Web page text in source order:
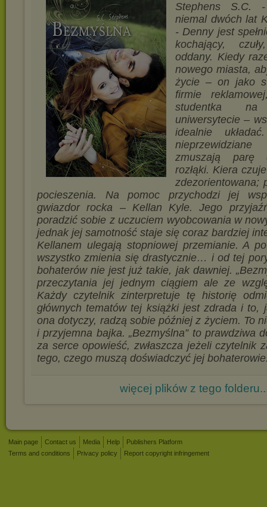
Stephens S.C.
niemal dwóch lat
- Denny jest
kochający,
oddany. Kiedy
nowego miasta,
życie – on jako
firmie
studentka na
uniwersytecie –
idealnie
zmuszają parę
rozłąki. Kiera
zdezorientowana;
pocieszenia. Na pomoc przychodzi jej
gwiazdor rocka – Kellan Kyle. Jego
poradzić sobie z uczuciem wyobcowania w
jednak jej samotność staje się coraz bardziej
Kellanem ulegają stopniowej przemianie. A
wszystko zmienia się drastycznie… i od tej
bohaterów nie jest już takie, jak dawniej.
przeczytania jej jednym ciągiem ale ze
Każdy czytelnik zinterpretuje tę historię
głównych tematów tej książki jest zdrada i to,
ona dotyczy, radzą sobie później z życiem. To
i przyjemna bajka. „Bezmyślna” to prawdziwa
za serce opowieść, zwłaszcza jeżeli czytelnik
tego, czego muszą doświadczyć jej
więcej plików z tego
Main page Contact us Media Help
Publishers Platform
Terms and conditions
Privacy policy Report copyright infringement